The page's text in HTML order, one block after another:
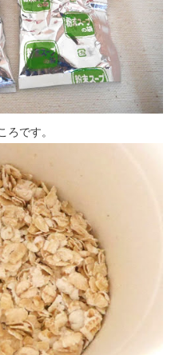
ろです。